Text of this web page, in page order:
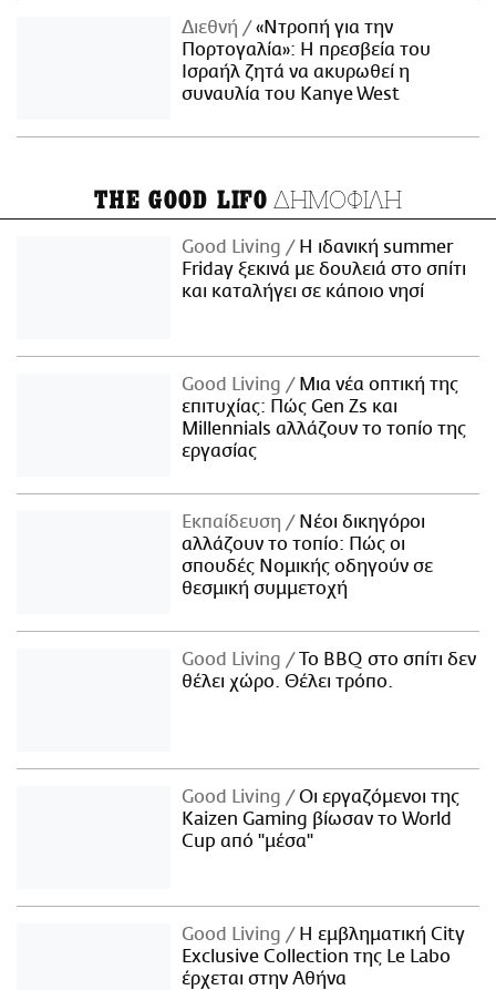
Διεθνή
«Ντροπή για την
Πορτογαλία»: Η πρεσβεία του
Ισραήλ ζητά να ακυρωθεί η
συναυλία του Kanye West
THE GOOD LIFO ΔΗΜΟΦΙΛΗ
Good Living
Η ιδανική summer
Friday ξεκινά με δουλειά στο σπίτι
και καταλήγει σε κάποιο νησί
Good Living
Μια νέα οπτική της
επιτυχίας: Πώς Gen Zs και
Millennials αλλάζουν το τοπίο της
εργασίας
Εκπαίδευση
Νέοι δικηγόροι
αλλάζουν το τοπίο: Πώς οι
σπουδές Νομικής οδηγούν σε
θεσμική συμμετοχή
Good Living
Το BBQ στο σπίτι δεν
θέλει χώρο. Θέλει τρόπο.
Good Living
Οι εργαζόμενοι της
Kaizen Gaming βίωσαν το World
Cup από "μέσα"
Good Living
Η εμβληματική City
Exclusive Collection της Le Labo
έρχεται στην Αθήνα